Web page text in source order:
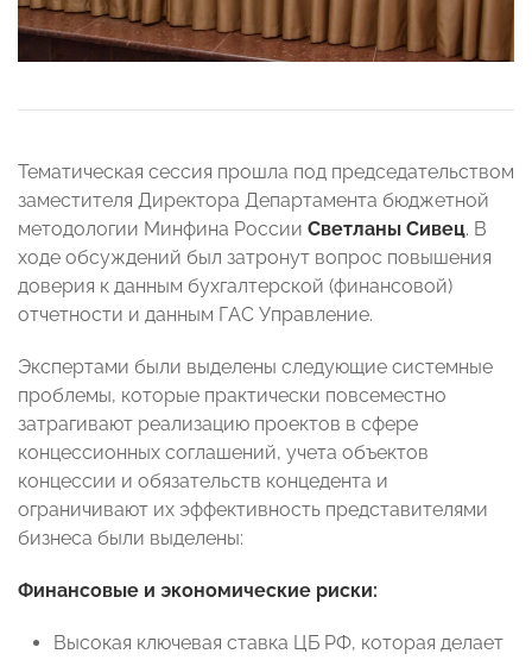
Тематическая сессия прошла под председательством
заместителя Директора Департамента бюджетной
методологии Минфина России Светланы Сивец. В
ходе обсуждений был затронут вопрос повышения
доверия к данным бухгалтерской (финансовой)
отчетности и данным ГАС Управление.
Экспертами были выделены следующие системные
проблемы, которые практически повсеместно
затрагивают реализацию проектов в сфере
концессионных соглашений, учета объектов
концессии и обязательств концедента и
ограничивают их эффективность представителями
бизнеса были выделены:
Финансовые и экономические риски:
Высокая ключевая ставка ЦБ РФ, которая делает